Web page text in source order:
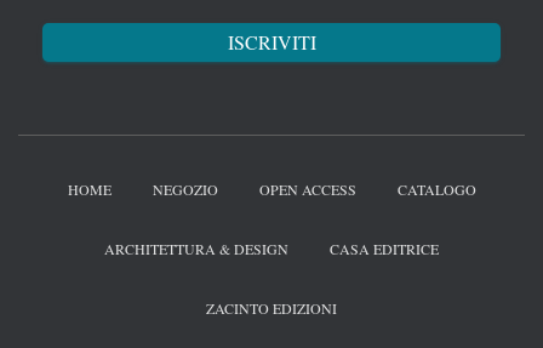
HOME NEGOZIO OPEN ACCESS CATALOGO
ARCHITETTURA & DESIGN CASA EDITRICE
ZACINTO EDIZIONI